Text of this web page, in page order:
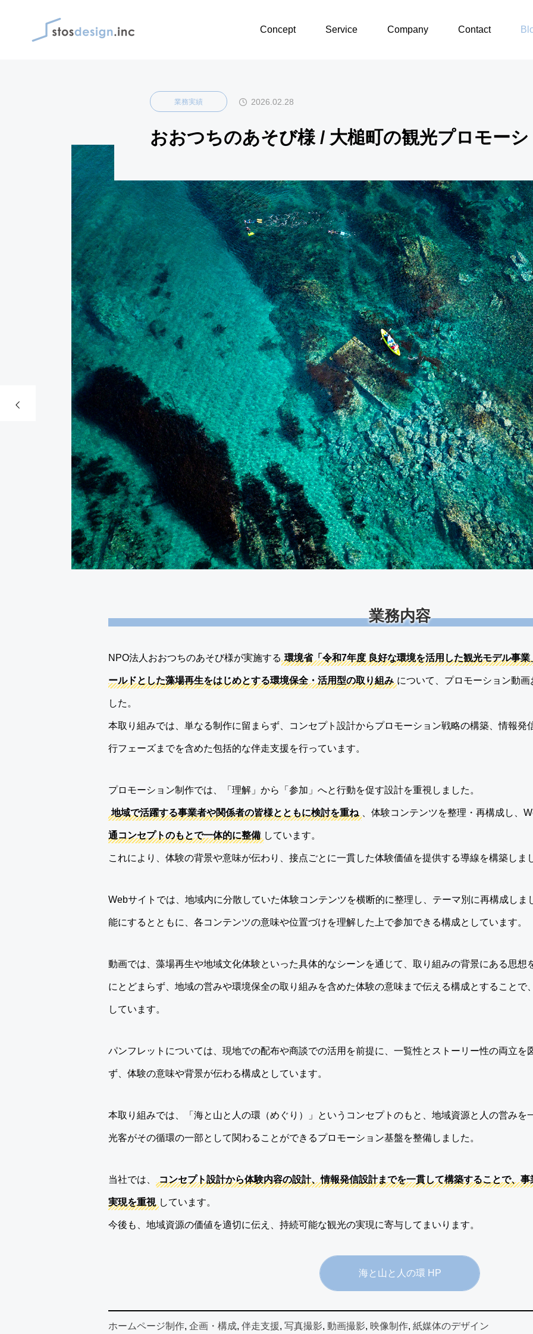
Concept Service Company Contact
おおつちのあそび様 / 大槌町の観光プロモーション制作
業務実績 2026.02.28
おおつちのあそび様 / 大槌町の観光プロモー
業務内容
NPO法人おおつちのあそび様が実施する 環境省「令和7年度 良好な環境を活用した観光モデル事
ールドとした藻場再生をはじめとする環境保全・活用型の取り組み について、プロモーション動
した。
本取り組みでは、単なる制作に留まらず、コンセプト設計からプロモーション戦略の構築、情報発
行フェーズまでを含めた包括的な伴走支援を行っています。
プロモーション制作では、「理解」から「参加」へと行動を促す設計を重視しました。
地域で活躍する事業者や関係者の皆様とともに検討を重ね 、体験コンテンツを整理・再構成し、
通コンセプトのもとで一体的に整備 しています。
これにより、体験の背景や意味が伝わり、接点ごとに一貫した体験価値を提供する導線を構築しま
Webサイトでは、地域内に分散していた体験コンテンツを横断的に整理し、テーマ別に再構成し
能にするとともに、各コンテンツの意味や位置づけを理解した上で参加できる構成としています。
動画では、藻場再生や地域文化体験といった具体的なシーンを通じて、取り組みの背景にある思想
にとどまらず、地域の営みや環境保全の取り組みを含めた体験の意味まで伝える構成とすることで
しています。
パンフレットについては、現地での配布や商談での活用を前提に、一覧性とストーリー性の両立を
ず、体験の意味や背景が伝わる構成としています。
本取り組みでは、「海と山と人の環（めぐり）」というコンセプトのもと、地域資源と人の営みを
光客がその循環の一部として関わることができるプロモーション基盤を整備しました。
当社では、 コンセプト設計から体験内容の設計、情報発信設計までを一貫して構築することで、
実現を重視 しています。
今後も、地域資源の価値を適切に伝え、持続可能な観光の実現に寄与してまいります。
海と山と人の環 HP
ホームページ制作, 企画・構成, 伴走支援, 写真撮影, 動画撮影, 映像制作, 紙媒体のデザイン